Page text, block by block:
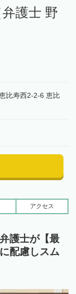
護士 野
比寿西2-2-6 恵比
アクセス
護士が【最
配慮しスム